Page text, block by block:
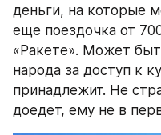
деньги, на которые
еще поездочка от
«Ракете». Может
народа за доступ к
принадлежит. Не
доедет, ему не в